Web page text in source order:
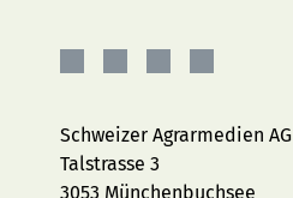
Facebook
Instagram
YouTubeLinkedIn
Schweizer Agrarmedien AG
Talstrasse 3
3053 Münchenbuchsee